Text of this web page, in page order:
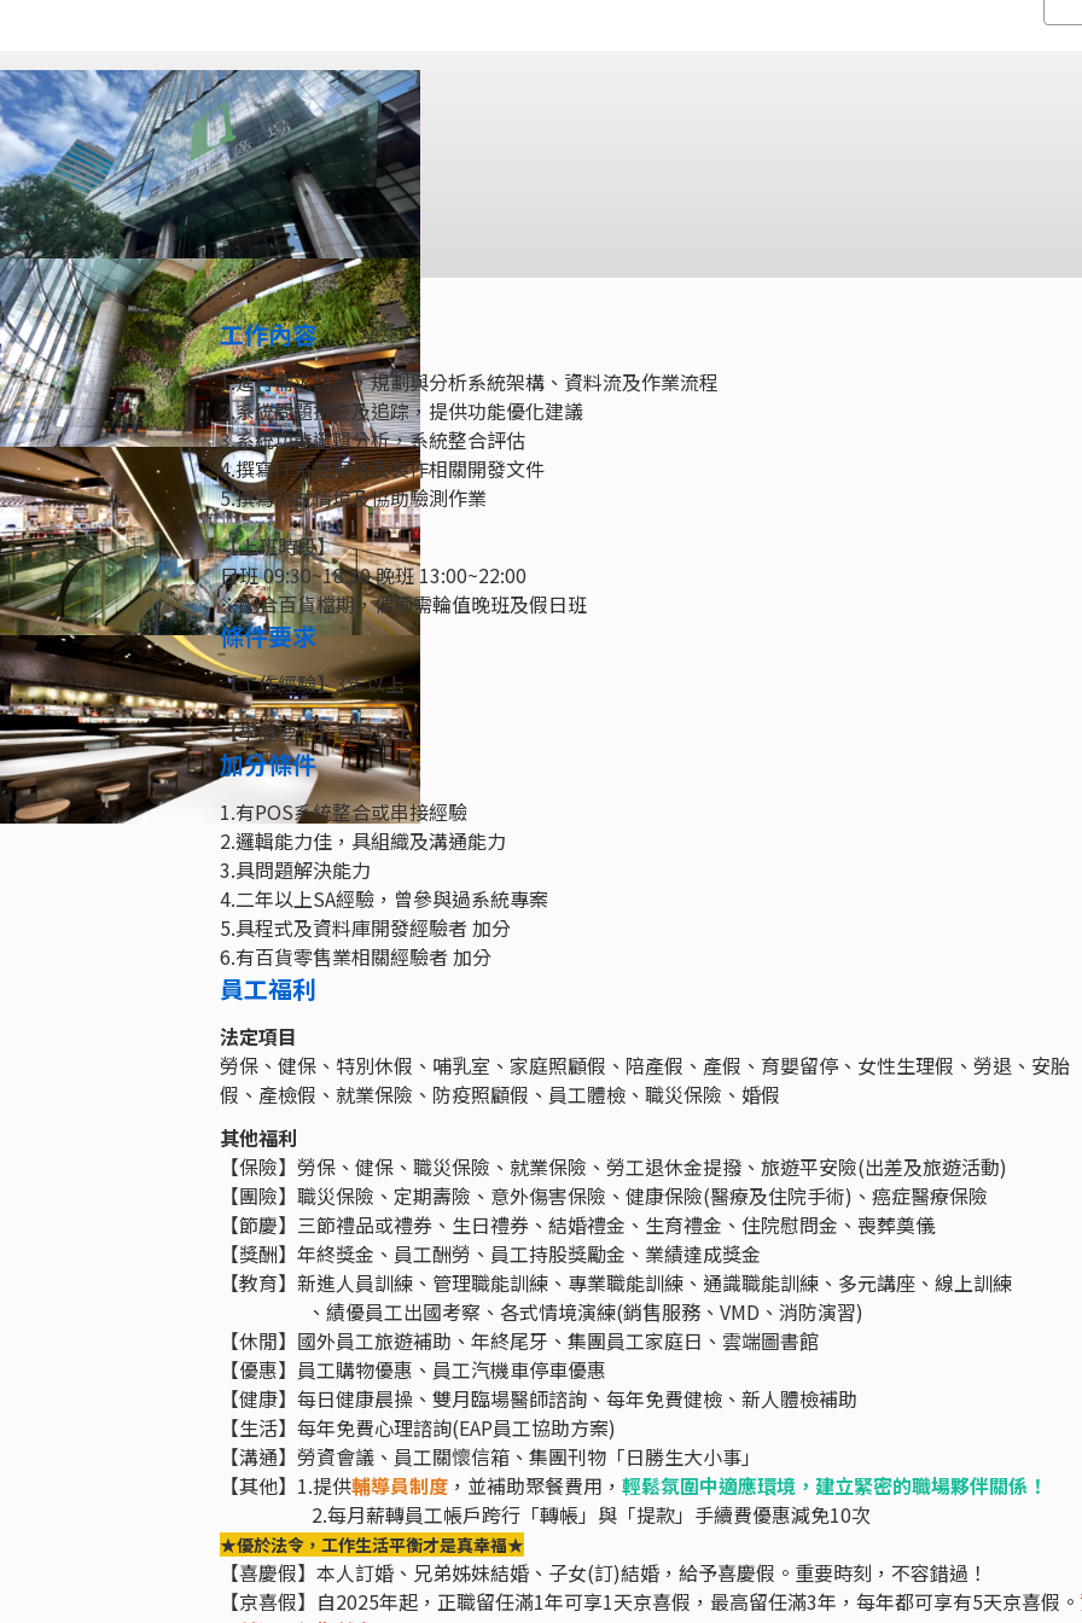
工作內容
1.進行需求訪談，規劃與分析系統架構、資料流及作業流程
2.系統問題排查及追踪，提供功能優化建議
3.系統功能邏輯分析，系統整合評估
4.撰寫IT系統規格及製作相關開發文件
5.撰寫測試情境及協助驗測作業
【上班時段】
日班 09:30~18:30 晚班 13:00~22:00
※配合百貨檔期，偶爾需輪值晚班及假日班
條件要求
【工作經驗】3年以上
【學歷要求】專科以上
加分條件
1.有POS系統整合或串接經驗
2.邏輯能力佳，具組織及溝通能力
3.具問題解決能力
4.二年以上SA經驗，曾參與過系統專案
5.具程式及資料庫開發經驗者 加分
6.有百貨零售業相關經驗者 加分
員工福利
法定項目
勞保、健保、特別休假、哺乳室、家庭照顧假、陪產假、產假、育嬰留停、女性生理假、勞退、安胎
假、產檢假、就業保險、防疫照顧假、員工體檢、職災保險、婚假
其他福利
【保險】勞保、健保、職災保險、就業保險、勞工退休金提撥、旅遊平安險(出差及旅遊活動)
【團險】職災保險、定期壽險、意外傷害保險、健康保險(醫療及住院手術)、癌症醫療保險
【節慶】三節禮品或禮券、生日禮券、結婚禮金、生育禮金、住院慰問金、喪葬奠儀
【獎酬】年終獎金、員工酬勞、員工持股獎勵金、業績達成獎金
【教育】新進人員訓練、管理職能訓練、專業職能訓練、通識職能訓練、多元講座、線上訓練
⠀⠀⠀⠀⠀⠀、績優員工出國考察、各式情境演練(銷售服務、VMD、消防演習)
【休閒】國外員工旅遊補助、年終尾牙、集團員工家庭日、雲端圖書館
【優惠】員工購物優惠、員工汽機車停車優惠
【健康】每日健康晨操、雙月臨場醫師諮詢、每年免費健檢、新人體檢補助
【生活】每年免費心理諮詢(EAP員工協助方案)
【溝通】勞資會議、員工關懷信箱、集團刊物「日勝生大小事」
【其他】1.提供輔導員制度 ，並補助聚餐費用， 輕鬆氛圍中適應環境，建立緊密的職場夥伴關係！
⠀⠀⠀⠀⠀ ⠀2.每月薪轉員工帳戶跨行「轉帳」與「提款」手續費優惠減免10次
★優於法令，工作生活平衡才是真幸福★
【喜慶假】本人訂婚、兄弟姊妹結婚、子女(訂)結婚，給予喜慶假。重要時刻，不容錯過！
【京喜假】自2025年起，正職留任滿1年可享1天京喜假，最高留任滿3年，每年都可享有5天京喜假。